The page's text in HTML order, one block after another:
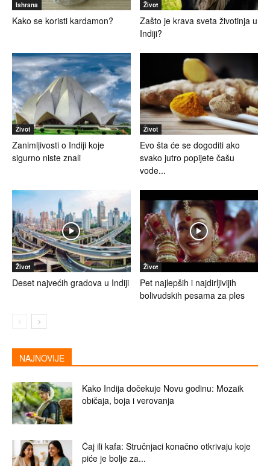
Ishrana
Kako se koristi kardamon?
Život
Zašto je krava sveta životinja u
Indiji?
Život
Zanimljivosti o Indiji koje
sigurno niste znali
Život
Evo šta će se dogoditi ako
svako jutro popijete čašu
vode...
Život
Deset najvećih gradova u Indiji
Život
Pet najlepših i najdirljivijih
bolivudskih pesama za ples
NAJNOVIJE
Kako Indija dočekuje Novu godinu: Mozaik
običaja, boja i verovanja
Čaj ili kafa: Stručnjaci konačno otkrivaju koje
piće je bolje za...